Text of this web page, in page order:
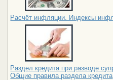
Расчёт инфляции. Индексы
Раздел кредита при разводе
Общие правила раздела кредита